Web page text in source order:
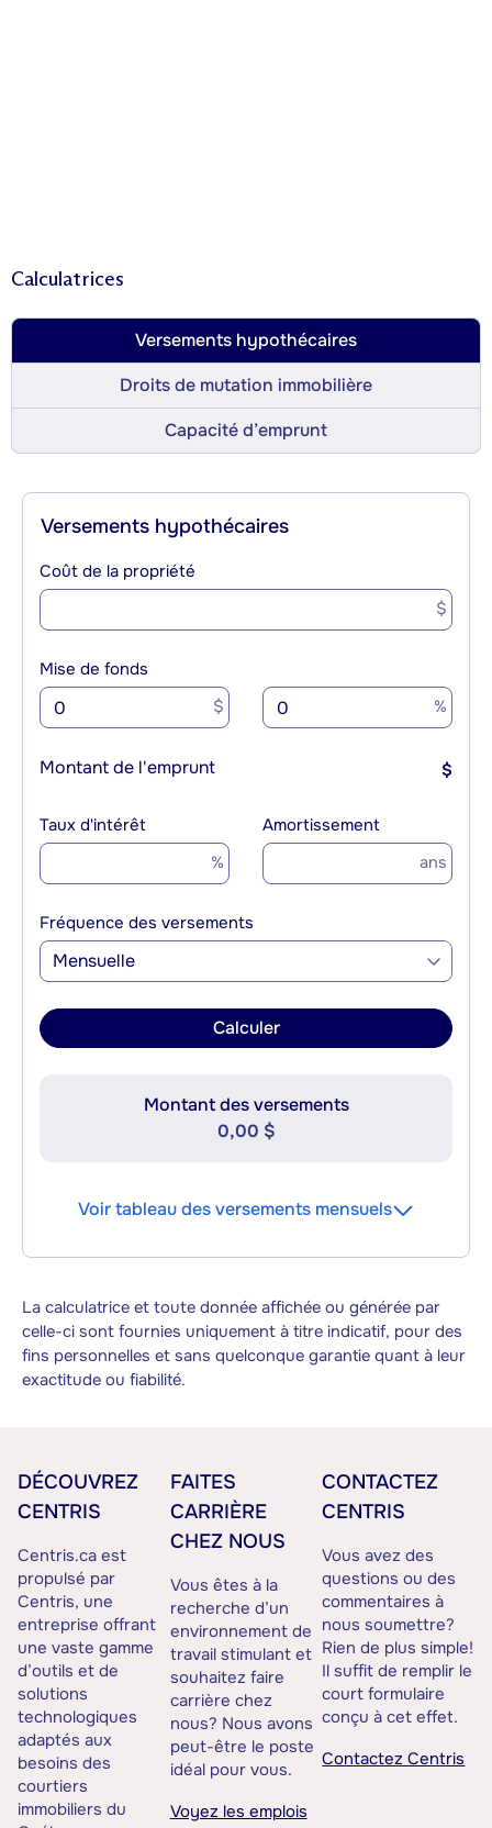
Calculatrices
Versements hypothécaires
Droits de mutation immobilière
Capacité d’emprunt
Versements hypothécaires
Coût de la propriété
$
Mise de fonds
$ %
Montant de l'emprunt $
Taux d'intérêt
%
Amortissement
ans
Fréquence des versements
Mensuelle
Calculer
Montant des versements
0,00 $
Voir tableau des versements mensuels
La calculatrice et toute donnée affichée ou générée par
celle-ci sont fournies uniquement à titre indicatif, pour des
fins personnelles et sans quelconque garantie quant à leur
exactitude ou fiabilité.
DÉCOUVREZ
CENTRIS
Centris.ca est
propulsé par
Centris, une
entreprise offrant
une vaste gamme
d’outils et de
solutions
technologiques
adaptés aux
besoins des
courtiers
immobiliers du
FAITES
CARRIÈRE
CHEZ NOUS
Vous êtes à la
recherche d’un
environnement de
travail stimulant et
souhaitez faire
carrière chez
nous? Nous avons
peut-être le poste
idéal pour vous.
Voyez les emplois
CONTACTEZ
CENTRIS
Vous avez des
questions ou des
commentaires à
nous soumettre?
Rien de plus simple!
Il suffit de remplir le
court formulaire
conçu à cet effet.
Contactez Centris